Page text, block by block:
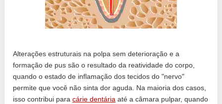
Alterações estruturais na polpa sem deterioração e a
formação de pus são o resultado da reatividade do corpo,
quando o estado de inflamação dos tecidos do "nervo"
permite que você não sinta dor aguda. Na maioria dos casos,
isso contribui paracárie dentária até a câmara pulpar, quando